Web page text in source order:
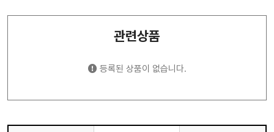
관련상품
등록된 상품이 없습니다.